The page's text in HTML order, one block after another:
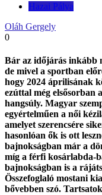
Hazai Pálya
Oláh Gergely
0
Bár az időjárás inkább
de mivel a sportban
hogy 2024 áprilisának
ezúttal még elsősorban
hangsúly. Magyar
egyértelműen a női
amelyet szerencsére
hasonlóan ők is ott
bajnokságban már a
míg a férfi kosárlabda-
bajnokságban is a
Összefoglaló mostani
bővebben szó.